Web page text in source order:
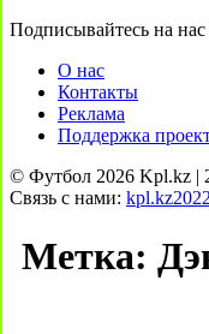
Подписывайтесь на нас
О нас
Контакты
Реклама
Поддержка
© Футбол 2026 Kpl.kz |
Связь с нами:
Метка: